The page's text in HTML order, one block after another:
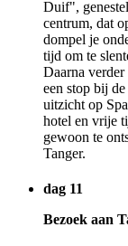
Duif",
centrum, dat
dompel je
tijd om te
Daarna
een stop bij
uitzicht op
hotel en vrije
gewoon te
Tanger.
dag 11
Bezoek aan